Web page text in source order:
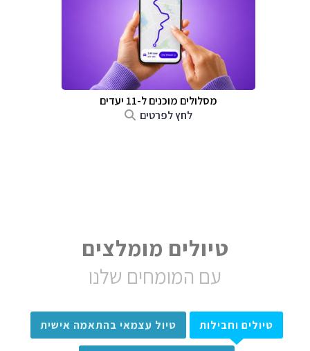
מסלולים מוכנים ל-11 יעדים
לחץ לפרטים
טיולים מומלצים
עם המומחים שלנו
טיולים וחבילות טיול עצמאי בהתאמה אישית